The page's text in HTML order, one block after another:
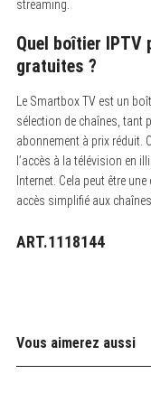
streaming.
Quel boîtier
gratuites ?
Le Smartbox TV est un
sélection de chaînes, tant
abonnement à prix réduit.
l’accès à la télévision en
Internet. Cela peut être
accès simplifié aux
ART.1118144
Vous aimerez aussi